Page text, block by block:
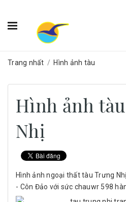
Trang nhất / Hình ảnh tàu
Hình ảnh
Nhị
Hình ảnh ngoại thất tàu Trưng
- Côn Đảo với sức chauwr 598